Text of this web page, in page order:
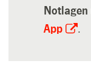
Notlagen
App
.